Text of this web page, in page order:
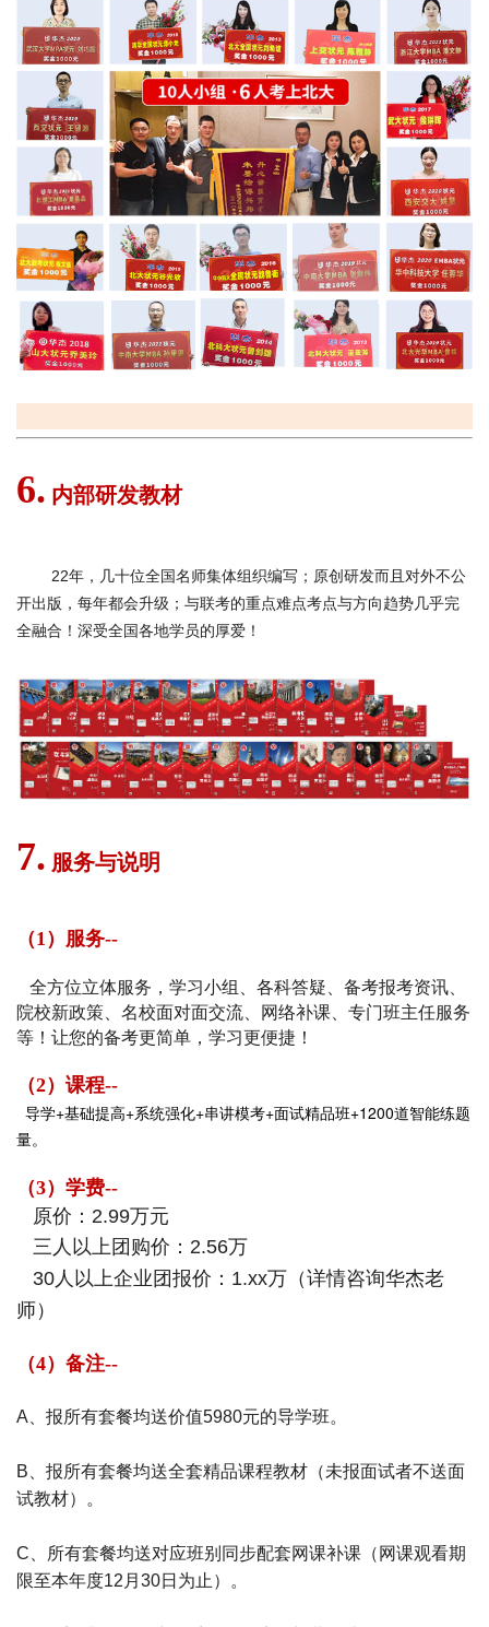
6. 内部研发教材
22年，几十位全国名师集体组织编写；原创研发而且对外不公
开出版，每年都会升级；与联考的重点难点考点与方向趋势几乎完
全融合！深受全国各地学员的厚爱！
7. 服务与说明
（1）服务--
全方位立体服务，学习小组、各科答疑、备考报考资讯、
院校新政策、名校面对面交流、网络补课、专门班主任服务
等！让您的备考更简单，学习更便捷！
（2）课程--
导学+基础提高+系统强化+串讲模考+面试精品班+1200道智能练题
量。
（3）学费--
原价：2.99万元
三人以上团购价：2.56万
30人以上企业团报价：1.xx万（详情咨询华杰老
师）
（4）备注--
A、报所有套餐均送价值5980元的导学班。
B、报所有套餐均送全套精品课程教材（未报面试者不送面
试教材）。
C、所有套餐均送对应班别 同步配套网课补课 （网课观看期
限至本年度12月30日为止）。